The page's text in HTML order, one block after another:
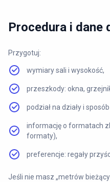
Procedura i dane
Przygotuj:
wymiary sali i wysokość,
przeszkody: okna,
podział na działy i
informację o formatach
formaty),
preferencje: regały
Jeśli nie masz „metrów